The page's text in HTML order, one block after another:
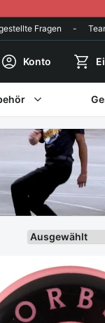
Fragen -
Konto
Sortieren Sie